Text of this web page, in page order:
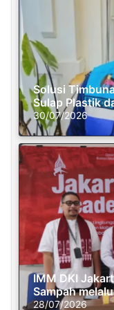
Solusi
Sulap Plastik
30/07/2026
IMM DKI
Sampah
28/07/2026